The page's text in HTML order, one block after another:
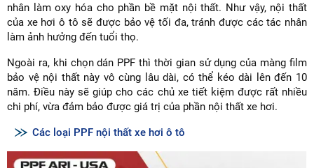
nhân làm oxy hóa cho phần bề mặt nội thất. Như vậy, nội thất
của xe hơi ô tô sẽ được bảo vệ tối đa, tránh được các tác nhân
làm ảnh hưởng đến tuổi thọ.
Ngoài ra, khi chọn dán PPF thì thời gian sử dụng của màng film
bảo vệ nội thất này vô cùng lâu dài, có thể kéo dài lên đến 10
năm. Điều này sẽ giúp cho các chủ xe tiết kiệm được rất nhiều
chi phí, vừa đảm bảo được giá trị của phần nội thất xe hơi.
Các loại PPF nội thất xe hơi ô tô